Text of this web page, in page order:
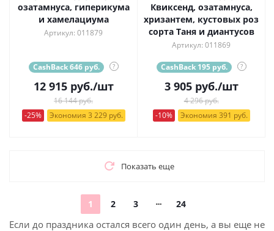
озатамнуса, гиперикума
и хамелациума
Артикул: 011879
CashBack 646 руб. ?
12 915руб./шт
16 144 руб.
-25%
Экономия 3 229 руб.
Квиксенд, озатамнуса,
хризантем, кустовых роз
сорта Таня и диантусов
Артикул: 011869
CashBack 195 руб. ?
3 905руб./шт
4 296 руб.
-10%
Экономия 391 руб.
Показать еще
1 2 3 24
Если до праздника остался всего один день, а вы еще не